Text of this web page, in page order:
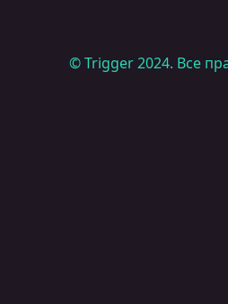
© Trigger 2024. Все